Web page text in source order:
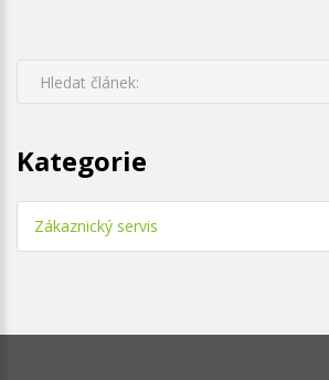
Kategorie
Zákaznický servis